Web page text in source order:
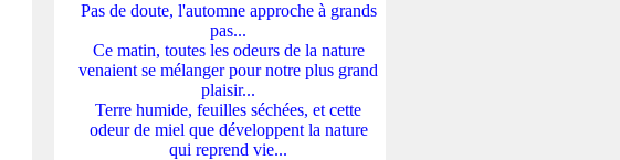
Pas de doute, l'automne approche à grands
pas...
Ce matin, toutes les odeurs de la nature
venaient se mélanger pour notre plus grand
plaisir...
Terre humide, feuilles séchées, et cette
odeur de miel que développent la nature
qui reprend vie...